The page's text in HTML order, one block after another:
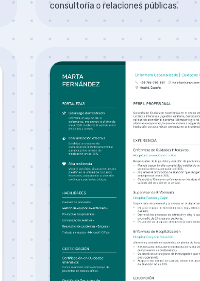
consultoría o relaciones públicas.